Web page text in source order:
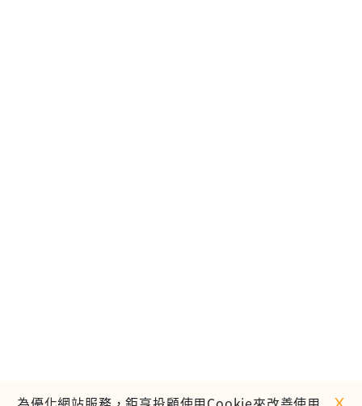
ｘ